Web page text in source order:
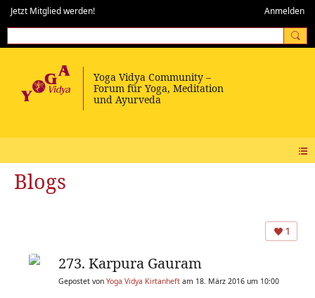
Jetzt Mitglied werden! Anmelden
Blogs
1
273. Karpura Gauram
Gepostet von Yoga Vidya Kirtanheft am 18. März 2016 um 10:00